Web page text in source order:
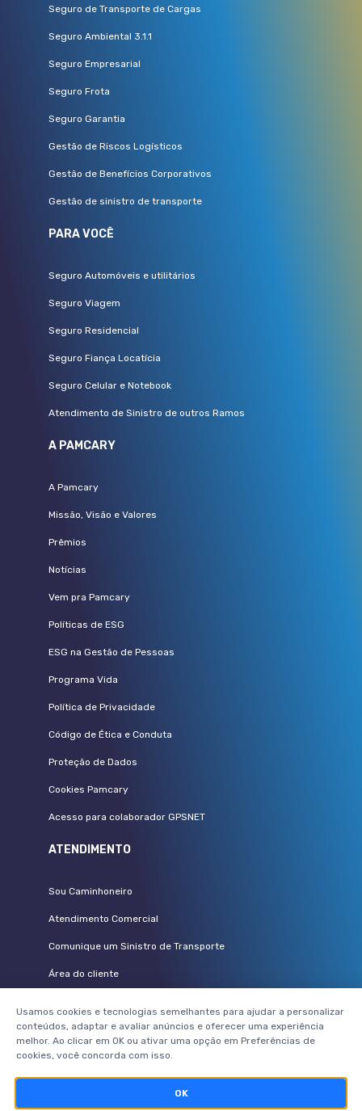
Seguro de Transporte de Cargas
Seguro Ambiental 3.1.1
Seguro Empresarial
Seguro Frota
Seguro Garantia
Gestão de Riscos Logísticos
Gestão de Benefícios Corporativos
Gestão de sinistro de transporte
PARA VOCÊ
Seguro Automóveis e utilitários
Seguro Viagem
Seguro Residencial
Seguro Fiança Locatícia
Seguro Celular e Notebook
Atendimento de Sinistro de outros Ramos
A PAMCARY
A Pamcary
Missão, Visão e Valores
Prêmios
Notícias
Vem pra Pamcary
Políticas de ESG
ESG na Gestão de Pessoas
Programa Vida
Política de Privacidade
Código de Ética e Conduta
Proteção de Dados
Cookies Pamcary
Acesso para colaborador GPSNET
ATENDIMENTO
Sou Caminhoneiro
Atendimento Comercial
Comunique um Sinistro de Transporte
Área do cliente
PARCEIROS
Seguradoras
Usamos cookies e tecnologias semelhantes para ajudar a personalizar
conteúdos, adaptar e avaliar anúncios e oferecer uma experiência
melhor. Ao clicar em OK ou ativar uma opção em Preferências de
cookies, você concorda com isso.
OK